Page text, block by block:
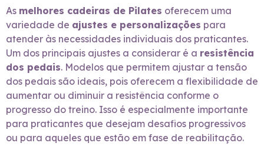
As melhores cadeiras de Pilates oferecem uma
variedade de ajustes e personalizações para
atender às necessidades individuais dos praticantes.
Um dos principais ajustes a considerar é a resistência
dos pedais. Modelos que permitem ajustar a tensão
dos pedais são ideais, pois oferecem a flexibilidade de
aumentar ou diminuir a resistência conforme o
progresso do treino. Isso é especialmente importante
para praticantes que desejam desafios progressivos
ou para aqueles que estão em fase de reabilitação.